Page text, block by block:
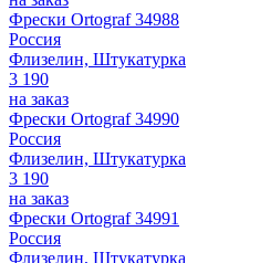
Фрески Ortograf 34988
Россия
Флизелин, Штукатурка
3 190
на заказ
Фрески Ortograf 34990
Россия
Флизелин, Штукатурка
3 190
на заказ
Фрески Ortograf 34991
Россия
Флизелин, Штукатурка